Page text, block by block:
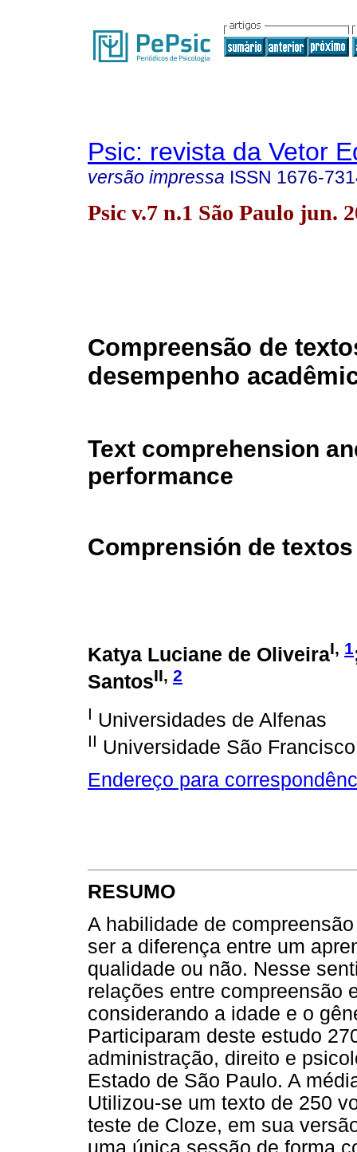
Psic: revista da Vetor
versão impressa ISSN 1676-
Psic v.7 n.1 São Paulo jun.
Compreensão de
desempenho
Text comprehension
performance
Comprensión de
Katya Luciane de OliveiraI, 1
SantosII, 2
I Universidades de Alfenas
II Universidade São Francisco
Endereço para
RESUMO
A habilidade de
ser a diferença entre um
qualidade ou não. Nesse
relações entre compreensão
considerando a idade e o
Participaram deste estudo
administração, direito e
Estado de São Paulo. A
Utilizou-se um texto de 250
teste de Cloze, em sua
uma única sessão de forma